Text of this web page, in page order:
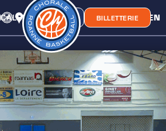
CALENDRIERCLASSEMENTCHORA' LIEN
BOUTIQUE BILLETTERIE